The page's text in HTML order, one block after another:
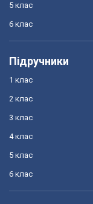
5 клас
6 клас
Підручники
1 клас
2 клас
3 клас
4 клас
5 клас
6 клас